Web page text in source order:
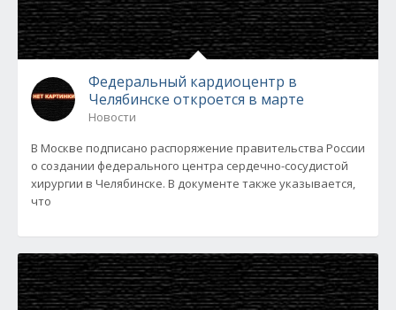
Федеральный кардиоцентр в
Челябинске откроется в марте
Новости
В Москве подписано распоряжение правительства России
о создании федерального центра сердечно-сосудистой
хирургии в Челябинске. В документе также указывается,
что